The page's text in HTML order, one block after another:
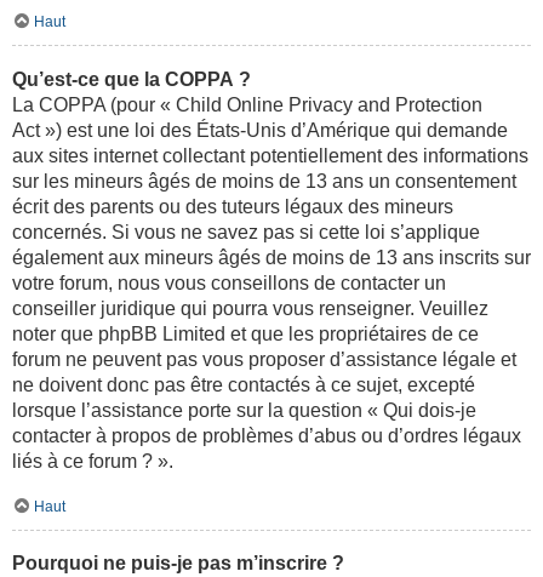
Haut
Qu’est-ce que la COPPA ?
La COPPA (pour « Child Online Privacy and Protection
Act ») est une loi des États-Unis d’Amérique qui demande
aux sites internet collectant potentiellement des informations
sur les mineurs âgés de moins de 13 ans un consentement
écrit des parents ou des tuteurs légaux des mineurs
concernés. Si vous ne savez pas si cette loi s’applique
également aux mineurs âgés de moins de 13 ans inscrits sur
votre forum, nous vous conseillons de contacter un
conseiller juridique qui pourra vous renseigner. Veuillez
noter que phpBB Limited et que les propriétaires de ce
forum ne peuvent pas vous proposer d’assistance légale et
ne doivent donc pas être contactés à ce sujet, excepté
lorsque l’assistance porte sur la question « Qui dois-je
contacter à propos de problèmes d’abus ou d’ordres légaux
liés à ce forum ? ».
Haut
Pourquoi ne puis-je pas m’inscrire ?